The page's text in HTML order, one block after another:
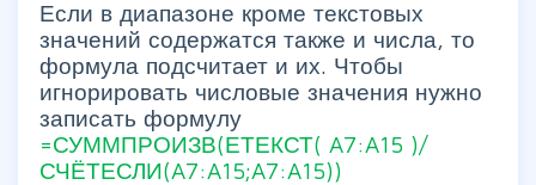
Если в диапазоне кроме текстовых
значений содержатся также и числа, то
формула подсчитает и их. Чтобы
игнорировать числовые значения нужно
записать формулу
=СУММПРОИЗВ(ЕТЕКСТ( A7:A15 )/
СЧЁТЕСЛИ(A7:A15;A7:A15))